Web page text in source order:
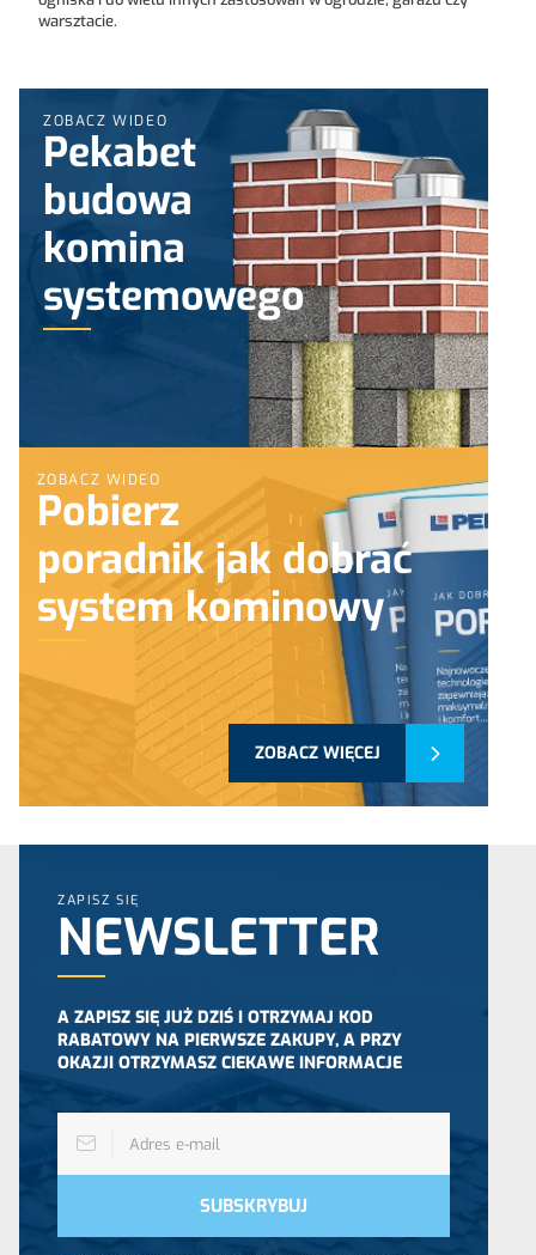
warsztacie.
ZOBACZ WIDEO
Pekabet
budowa
komina
systemowego
ZOBACZ WIDEO
Pobierz
poradnik jak dobrać
system kominowy
ZOBACZ WIĘCEJ
ZAPISZ SIĘ
NEWSLETTER
A ZAPISZ SIĘ JUŻ DZIŚ I OTRZYMAJ KOD
RABATOWY NA PIERWSZE ZAKUPY, A PRZY
OKAZJI OTRZYMASZ CIEKAWE INFORMACJE